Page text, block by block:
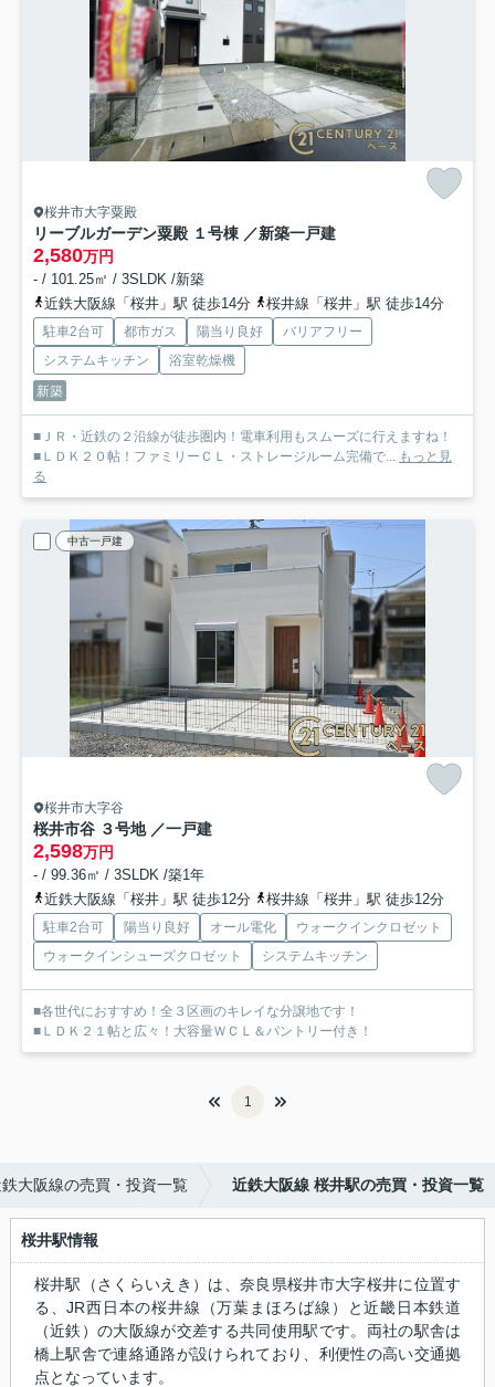
桜井市大字粟殿
リーブルガーデン粟殿 １号棟 ／新築一戸建
2,580万円
- / 101.25㎡ / 3SLDK /新築
近鉄大阪線「桜井」駅 徒歩14分
桜井線「桜井」駅 徒歩14分
駐車2台可 都市ガス 陽当り良好
バリアフリー
システムキッチン
浴室乾燥機
新築
■ＪＲ・近鉄の２沿線が徒歩圏内！電車利用もスムーズに行えますね！
■ＬＤＫ２０帖！ファミリーＣＬ・ストレージルーム完備で... もっと見
る
中古一戸建
桜井市大字谷
桜井市谷 ３号地 ／一戸建
2,598万円
- / 99.36㎡ / 3SLDK /築1年
近鉄大阪線「桜井」駅 徒歩12分
桜井線「桜井」駅 徒歩12分
駐車2台可 陽当り良好 オール電化
ウォークインクロゼット
ウォークインシューズクロゼット
システムキッチン
■各世代におすすめ！全３区画のキレイな分譲地です！
■ＬＤＫ２１帖と広々！大容量ＷＣＬ＆パントリー付き！
1
大阪線の売買・投資一覧 近鉄大阪線 桜井駅の売買・投資一覧
桜井駅情報
桜井駅（さくらいえき）は、奈良県桜井市大字桜井に位置す
る、JR西日本の桜井線（万葉まほろば線）と近畿日本鉄道
（近鉄）の大阪線が交差する共同使用駅です。両社の駅舎は
橋上駅舎で連絡通路が設けられており、利便性の高い交通拠
点となっています。